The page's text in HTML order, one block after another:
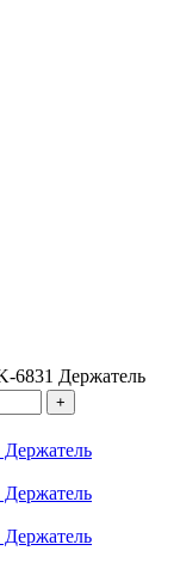
6831 Держатель